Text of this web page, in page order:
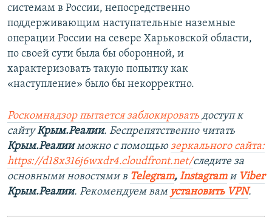
системам в России, непосредственно
поддерживающим наступательные наземные
операции России на севере Харьковской области,
по своей сути была бы оборонной, и
характеризовать такую попытку как
«наступление» было бы некорректно.
Роскомнадзор пытается заблокировать доступ к
сайтуКрым.Реалии. Беспрепятственно читать
Крым.Реалииможно с помощью зеркального сайта:
https://d18x316j6wxdr4.cloudfront.net/следите за
основными новостями в Telegram, Instagramи Viber
Крым.Реалии. Рекомендуем вам установить VPN.